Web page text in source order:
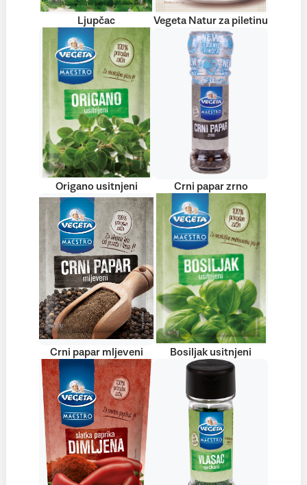
Ljupčac Vegeta Natur za piletinu
Origano usitnjeni Crni papar zrno
Crni papar mljeveni Bosiljak usitnjeni